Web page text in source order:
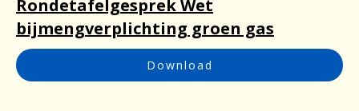
Rondetafelgesprek Wet
bijmengverplichting groen gas
Download